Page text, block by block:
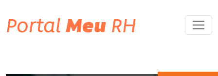
Portal Meu RH